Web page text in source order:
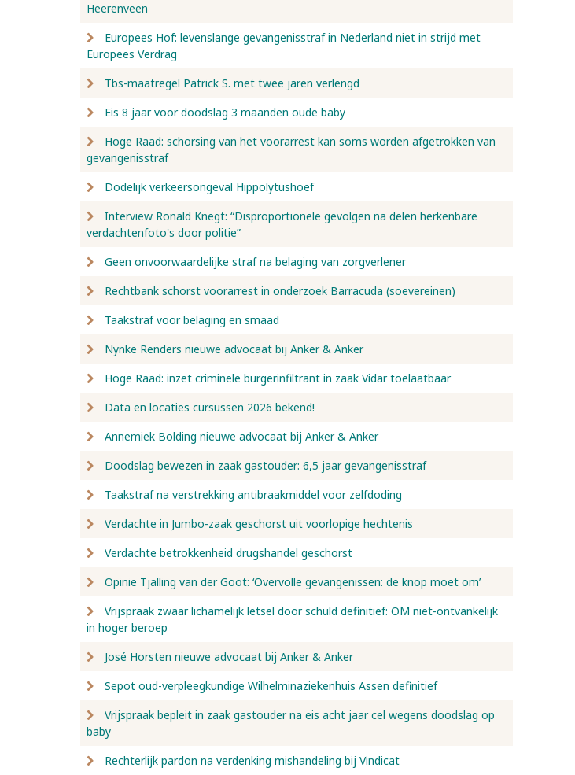
Heerenveen
Europees Hof: levenslange gevangenisstraf in Nederland niet in strijd met
Europees Verdrag
Tbs-maatregel Patrick S. met twee jaren verlengd
Eis 8 jaar voor doodslag 3 maanden oude baby
Hoge Raad: schorsing van het voorarrest kan soms worden afgetrokken van
gevangenisstraf
Dodelijk verkeersongeval Hippolytushoef
Interview Ronald Knegt: “Disproportionele gevolgen na delen herkenbare
verdachtenfoto's door politie”
Geen onvoorwaardelijke straf na belaging van zorgverlener
Rechtbank schorst voorarrest in onderzoek Barracuda (soevereinen)
Taakstraf voor belaging en smaad
Nynke Renders nieuwe advocaat bij Anker & Anker
Hoge Raad: inzet criminele burgerinfiltrant in zaak Vidar toelaatbaar
Data en locaties cursussen 2026 bekend!
Annemiek Bolding nieuwe advocaat bij Anker & Anker
Doodslag bewezen in zaak gastouder: 6,5 jaar gevangenisstraf
Taakstraf na verstrekking antibraakmiddel voor zelfdoding
Verdachte in Jumbo-zaak geschorst uit voorlopige hechtenis
Verdachte betrokkenheid drugshandel geschorst
Opinie Tjalling van der Goot: ‘Overvolle gevangenissen: de knop moet om’
Vrijspraak zwaar lichamelijk letsel door schuld definitief: OM niet-ontvankelijk
in hoger beroep
José Horsten nieuwe advocaat bij Anker & Anker
Sepot oud-verpleegkundige Wilhelminaziekenhuis Assen definitief
Vrijspraak bepleit in zaak gastouder na eis acht jaar cel wegens doodslag op
baby
Rechterlijk pardon na verdenking mishandeling bij Vindicat